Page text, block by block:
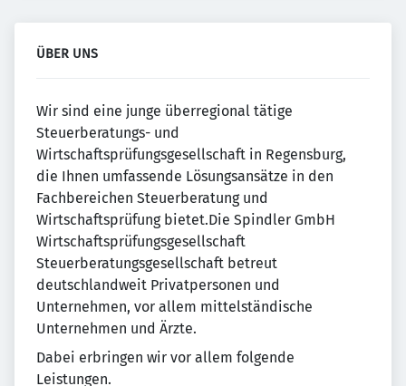
ÜBER UNS
Wir sind eine junge überregional tätige
Steuerberatungs- und
Wirtschaftsprüfungsgesellschaft in Regensburg,
die Ihnen umfassende Lösungsansätze in den
Fachbereichen Steuerberatung und
Wirtschaftsprüfung bietet.Die Spindler GmbH
Wirtschaftsprüfungsgesellschaft
Steuerberatungsgesellschaft betreut
deutschlandweit Privatpersonen und
Unternehmen, vor allem mittelständische
Unternehmen und Ärzte.
Dabei erbringen wir vor allem folgende
Leistungen.